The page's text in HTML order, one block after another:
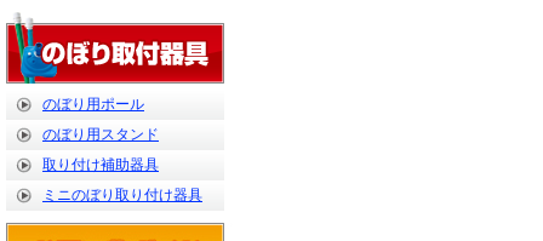
のぼり用ポール
のぼり用スタンド
取り付け補助器具
ミニのぼり取り付け器具